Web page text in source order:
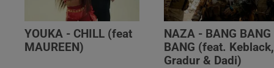
YOUKA - CHILL (feat
MAUREEN)
NAZA - BANG BANG
BANG (feat. Keblack,
Gradur & Dadi)